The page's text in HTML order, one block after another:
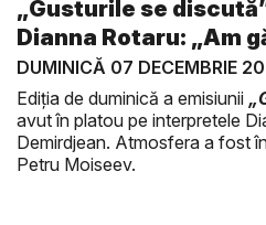
„Gusturile se
Dianna Rotaru: „Am
DUMINICĂ 07 DECEMBRIE
Ediția de duminică a emisiunii
avut în platou pe interpretele
Demirdjean. Atmosfera a fost
Petru Moiseev.